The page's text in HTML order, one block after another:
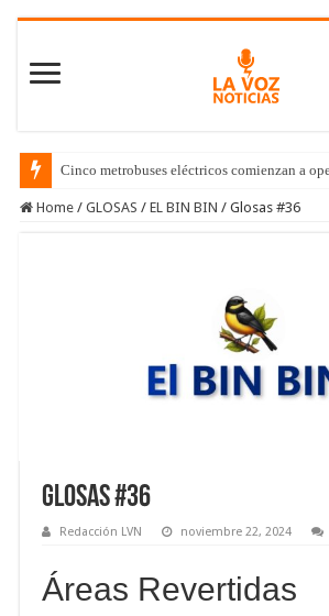
Cinco metrobuses eléctricos comienzan a
Home / GLOSAS / EL BIN BIN / Glosas #36
Glosas #36
Redacción LVN noviembre 22, 2024
Áreas Revertidas